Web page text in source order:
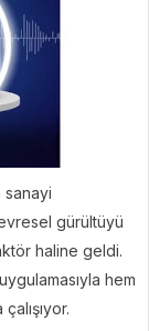
gürültüyü
haline geldi.
hem